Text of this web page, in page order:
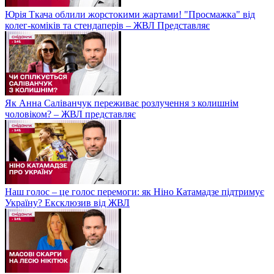
Юрія Ткача облили жорстокими жартами! "Просмажка" від
колег-коміків та стендаперів – ЖВЛ Представляє
Як Анна Саліванчук переживає розлучення з колишнім
чоловіком? – ЖВЛ представляє
Наш голос – це голос перемоги: як Ніно Катамадзе підтримує
Україну? Ексклюзив від ЖВЛ